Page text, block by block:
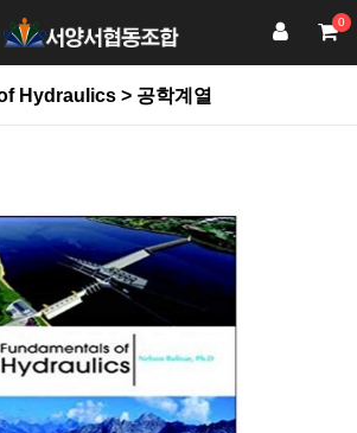
0
Hydraulics > 공학계열